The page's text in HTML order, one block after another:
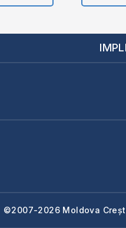
©2007-2026 Moldova